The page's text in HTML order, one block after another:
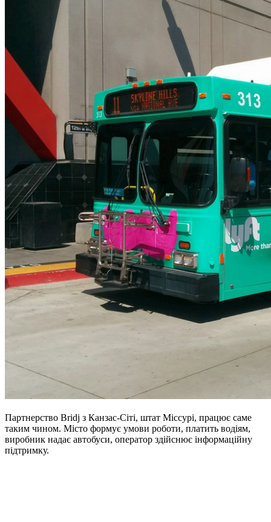
Партнерство Bridj з Канзас-Сіті, штат Міссурі, працює саме
таким чином. Місто формує умови роботи, платить водіям,
виробник надає автобуси, оператор здійснює інформаційну
підтримку.